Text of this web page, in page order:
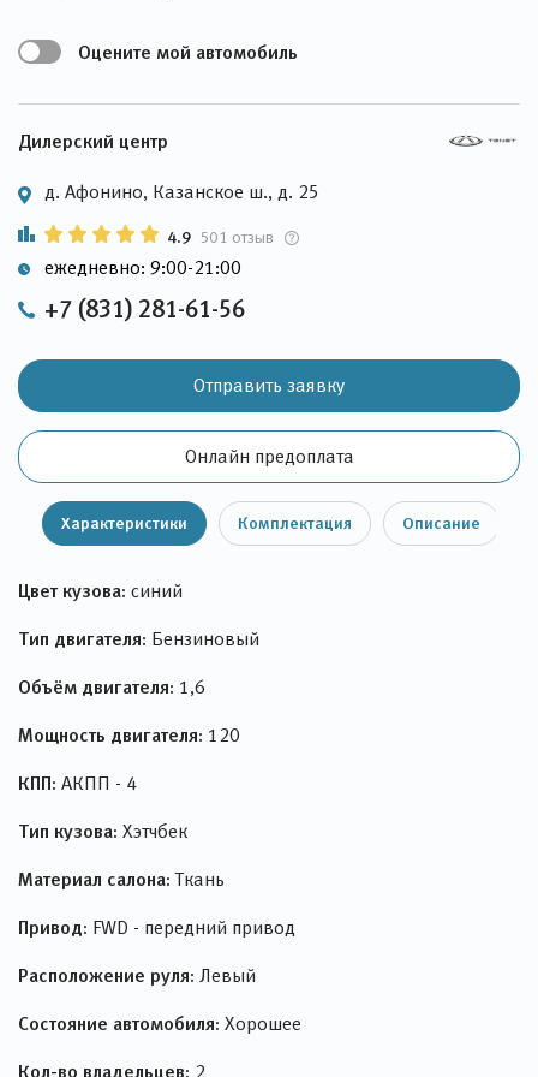
Оцените мой автомобиль
Дилерский центр
д. Афонино, Казанское ш., д. 25
4.9 501 отзыв
ежедневно: 9:00-21:00
+7 (831) 281-61-56
Онлайн предоплата
Отправить заявку
Характеристики Комплектация Описание
Цвет кузова: синий
Тип двигателя: Бензиновый
Объём двигателя: 1,6
Мощность двигателя: 120
КПП: АКПП - 4
Тип кузова: Хэтчбек
Материал салона: Ткань
Привод: FWD - передний привод
Расположение руля: Левый
Состояние автомобиля: Хорошее
Кол-во владельцев: 2